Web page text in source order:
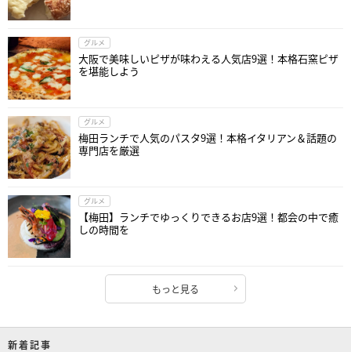
グルメ
大阪で美味しいピザが味わえる人気店9選！本格石窯ピザ
を堪能しよう
グルメ
梅田ランチで人気のパスタ9選！本格イタリアン＆話題の
専門店を厳選
グルメ
【梅田】ランチでゆっくりできるお店9選！都会の中で癒
しの時間を
もっと見る
新着記事